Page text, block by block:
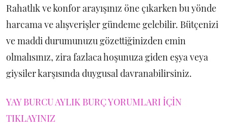
Rahatlık ve konfor arayışınız öne çıkarken bu yönde
harcama ve alışverişler gündeme gelebilir. Bütçenizi
ve maddi durumunuzu gözettiğinizden emin
olmalısınız, zira fazlaca hoşunuza giden eşya veya
giysiler karşısında duygusal davranabilirsiniz.
YAY BURCU AYLIK BURÇ YORUMLARI İÇİN
TIKLAYINIZ